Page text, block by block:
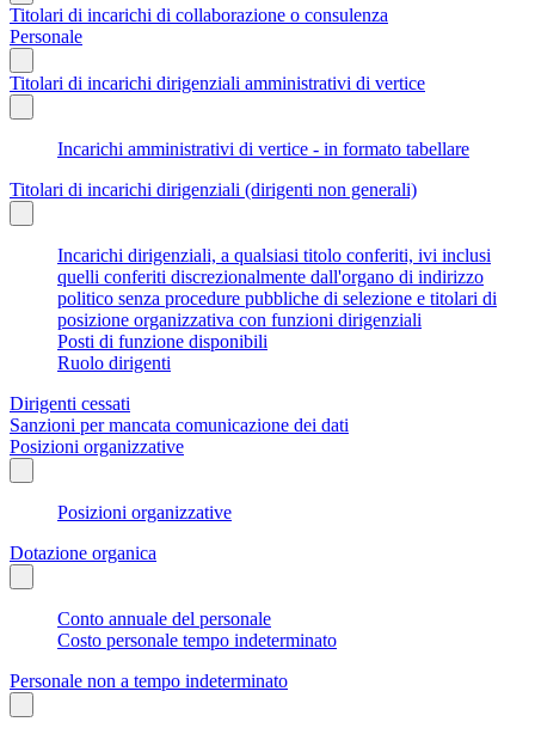
Titolari di incarichi di collaborazione o consulenza
Personale
Titolari di incarichi dirigenziali amministrativi di vertice
Incarichi amministrativi di vertice - in formato tabellare
Titolari di incarichi dirigenziali (dirigenti non generali)
Incarichi dirigenziali, a qualsiasi titolo conferiti, ivi inclusi
quelli conferiti discrezionalmente dall'organo di indirizzo
politico senza procedure pubbliche di selezione e titolari di
posizione organizzativa con funzioni dirigenziali
Posti di funzione disponibili
Ruolo dirigenti
Dirigenti cessati
Sanzioni per mancata comunicazione dei dati
Posizioni organizzative
Posizioni organizzative
Dotazione organica
Conto annuale del personale
Costo personale tempo indeterminato
Personale non a tempo indeterminato